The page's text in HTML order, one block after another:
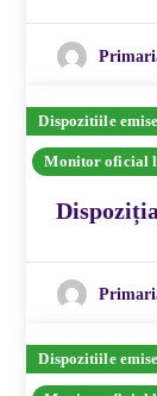
Dispozitiile
Monitor oficial
Dispozitiile